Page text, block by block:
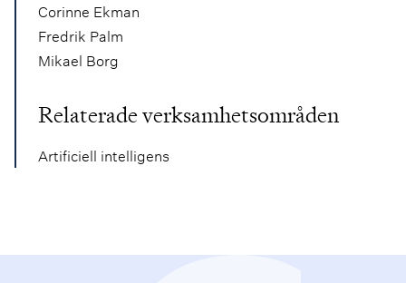
Corinne Ekman
Fredrik Palm
Mikael Borg
Relaterade verksamhetsområden
Artificiell intelligens